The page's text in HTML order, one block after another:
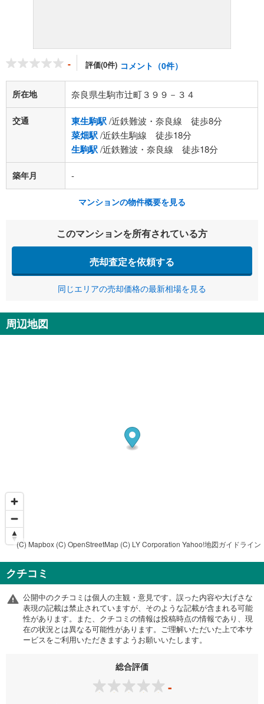
- 評価(0件) コメント（0件）
所在地 奈良県生駒市辻町３９９－３４
交通 東生駒駅/近鉄難波・奈良線 徒歩8分
菜畑駅/近鉄生駒線 徒歩18分
生駒駅/近鉄難波・奈良線 徒歩18分
築年月 -
マンションの物件概要を見る
このマンションを所有されている方
売却査定を依頼する
同じエリアの売却価格の最新相場を見る
周辺地図
(C) Mapbox (C) OpenStreetMap (C) LY Corporation Yahoo!地図ガイドライン
クチコミ
公開中のクチコミは個人の主観・意見です。誤った内容や大げさな
表現の記載は禁止されていますが、そのような記載が含まれる可能
性があります。また、クチコミの情報は投稿時点の情報であり、現
在の状況とは異なる可能性があります。ご理解いただいた上で本サ
ービスをご利用いただきますようお願いいたします。
総合評価
-